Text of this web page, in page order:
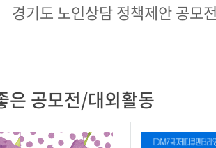
경기도 노인상담 정책제안 공모
은 공모전/대외활동